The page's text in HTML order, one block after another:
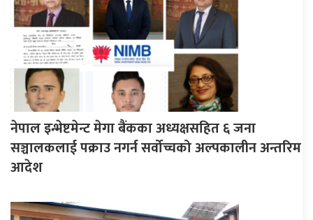
नेपाल इन्भेष्टमेन्ट मेगा बैंकका अध्यक्षसहित ६ जना
सञ्चालकलाई पक्राउ नगर्न सर्वोच्चको अल्पकालीन अन्तरिम
आदेश